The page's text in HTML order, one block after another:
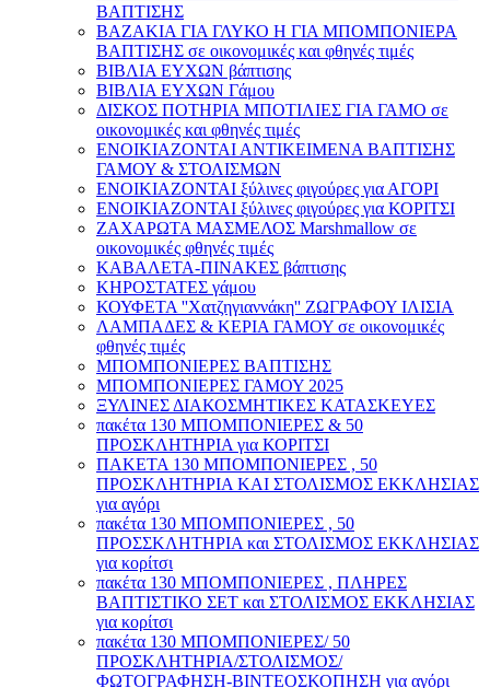
ΒΑΠΤΙΣΗΣ
ΒΑΖΑΚΙΑ ΓΙΑ ΓΛΥΚΟ Η ΓΙΑ ΜΠΟΜΠΟΝΙΕΡΑ
ΒΑΠΤΙΣΗΣ σε οικονομικές και φθηνές τιμές
ΒΙΒΛΙΑ ΕΥΧΩΝ βάπτισης
ΒΙΒΛΙΑ ΕΥΧΩΝ Γάμου
ΔΙΣΚΟΣ ΠΟΤΗΡΙΑ ΜΠΟΤΙΛΙΕΣ ΓΙΑ ΓΑΜΟ σε
οικονομικές και φθηνές τιμές
ΕΝΟΙΚΙΑΖΟΝΤΑΙ ΑΝΤΙΚΕΙΜΕΝΑ ΒΑΠΤΙΣΗΣ
ΓΑΜΟΥ & ΣΤΟΛΙΣΜΩΝ
ΕΝΟΙΚΙΑΖΟΝΤΑΙ ξύλινες φιγούρες για ΑΓΟΡΙ
ΕΝΟΙΚΙΑΖΟΝΤΑΙ ξύλινες φιγούρες για ΚΟΡΙΤΣΙ
ΖΑΧΑΡΩΤΑ ΜΑΣΜΕΛΟΣ Marshmallow σε
οικονομικές φθηνές τιμές
ΚΑΒΑΛΕΤΑ-ΠΙΝΑΚΕΣ βάπτισης
ΚΗΡΟΣΤΑΤΕΣ γάμου
ΚΟΥΦΕΤΑ ''Χατζηγιαννάκη'' ΖΩΓΡΑΦΟΥ ΙΛΙΣΙΑ
ΛΑΜΠΑΔΕΣ & ΚΕΡΙΑ ΓΑΜΟΥ σε οικονομικές
φθηνές τιμές
ΜΠΟΜΠΟΝΙΕΡΕΣ ΒΑΠΤΙΣΗΣ
ΜΠΟΜΠΟΝΙΕΡΕΣ ΓΑΜΟΥ 2025
ΞΥΛΙΝΕΣ ΔΙΑΚΟΣΜΗΤΙΚΕΣ ΚΑΤΑΣΚΕΥΕΣ
πακέτα 130 ΜΠΟΜΠΟΝΙΕΡΕΣ & 50
ΠΡΟΣΚΛΗΤΗΡΙΑ για ΚΟΡΙΤΣΙ
ΠΑΚΕΤΑ 130 ΜΠΟΜΠΟΝΙΕΡΕΣ , 50
ΠΡΟΣΚΛΗΤΗΡΙΑ ΚΑΙ ΣΤΟΛΙΣΜΟΣ ΕΚΚΛΗΣΙΑΣ
για αγόρι
πακέτα 130 ΜΠΟΜΠΟΝΙΕΡΕΣ , 50
ΠΡΟΣΣΚΛΗΤΗΡΙΑ και ΣΤΟΛΙΣΜΟΣ ΕΚΚΛΗΣΙΑΣ
για κορίτσι
πακέτα 130 ΜΠΟΜΠΟΝΙΕΡΕΣ , ΠΛΗΡΕΣ
ΒΑΠΤΙΣΤΙΚΟ ΣΕΤ και ΣΤΟΛΙΣΜΟΣ ΕΚΚΛΗΣΙΑΣ
για κορίτσι
πακέτα 130 ΜΠΟΜΠΟΝΙΕΡΕΣ/ 50
ΠΡΟΣΚΛΗΤΗΡΙΑ/ΣΤΟΛΙΣΜΟΣ/
ΦΩΤΟΓΡΑΦΗΣΗ-ΒΙΝΤΕΟΣΚΟΠΗΣΗ για αγόρι